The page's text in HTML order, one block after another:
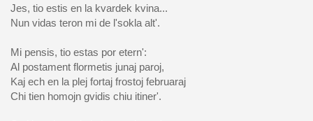
Jes, tio estis en la kvardek kvina...
Nun vidas teron mi de l'sokla alt'.
Mi pensis, tio estas por etern':
Al postament flormetis junaj paroj,
Kaj ech en la plej fortaj frostoj februaraj
Chi tien homojn gvidis chiu itiner'.